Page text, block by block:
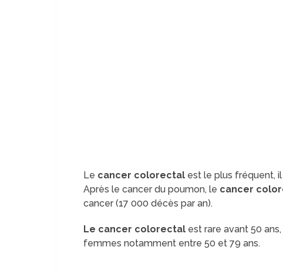
Le cancer colorectal est le plus fréquent,
Après le cancer du poumon, le cancer
cancer (17 000 décès par an).
Le cancer colorectal est rare avant 50
femmes notamment entre 50 et 79 ans.